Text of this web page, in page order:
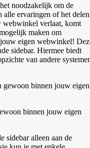
noodzakelijk om de
ervaringen of het delen
webwinkel verlaat, komt
maken om
eigen webwinkel!
sidebar. Hiermee biedt
van andere
binnen jouw eigen
sidebar alleen aan de